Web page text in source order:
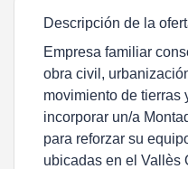
Descripción de la
Empresa familiar
obra civil,
movimiento de tierras
incorporar un/a
para reforzar su
ubicadas en el Vallès